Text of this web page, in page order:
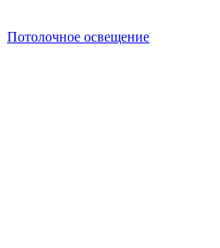
Потолочное освещение